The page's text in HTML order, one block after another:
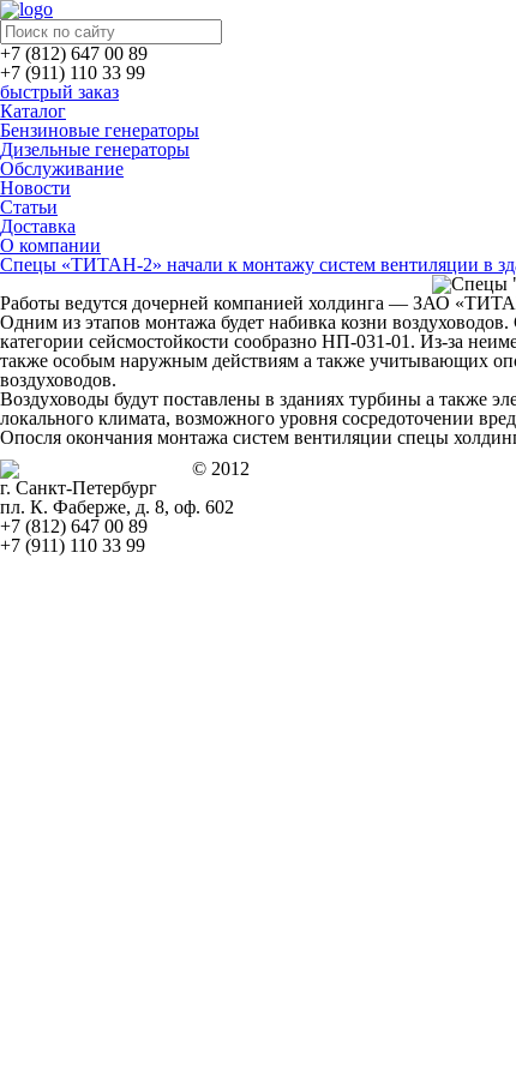
+7 (812) 647 00 89
+7 (911) 110 33 99
быстрый заказ
Каталог
Бензиновые генераторы
Дизельные генераторы
Обслуживание
Новости
Статьи
Доставка
О компании
Спецы «ТИТАН-2» начали к монтажу систем вентиляции в
Работы ведутся дочерней компанией холдинга — ЗАО
Одним из этапов монтажа будет набивка козни
категории сейсмостойкости сообразно НП-031-01. Из-за
также особым наружным действиям а также учитывающих
воздуховодов.
Воздуховоды будут поставлены в зданиях турбины а также
локального климата, возможного уровня сосредоточении
Опосля окончания монтажа систем вентиляции спецы
© 2012
г. Санкт-Петербург
пл. К. Фаберже, д. 8, оф. 602
+7 (812) 647 00 89
+7 (911) 110 33 99